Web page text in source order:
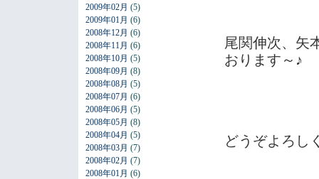
2009年02月 (5)
2009年01月 (6)
2008年12月 (6)
2008年11月 (6)
2008年10月 (5)
2008年09月 (8)
2008年08月 (5)
2008年07月 (6)
2008年06月 (5)
2008年05月 (8)
2008年04月 (5)
2008年03月 (7)
2008年02月 (7)
2008年01月 (6)
尾関伸次、矢
おります～♪
どうぞよろし